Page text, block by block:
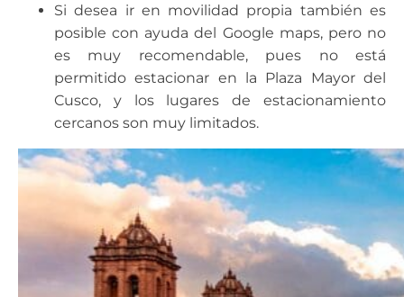
Si desea ir en movilidad propia también es
posible con ayuda del Google maps, pero no
es muy recomendable, pues no está
permitido estacionar en la Plaza Mayor del
Cusco, y los lugares de estacionamiento
cercanos son muy limitados.